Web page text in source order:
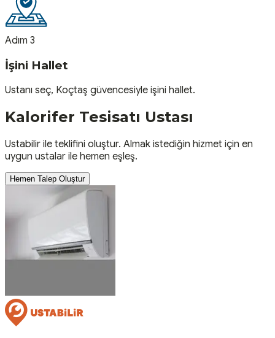
Adım 3
İşini Hallet
Ustanı seç, Koçtaş güvencesiyle işini hallet.
Kalorifer Tesisatı Ustası
Ustabilir ile teklifini oluştur. Almak istediğin hizmet için en
uygun ustalar ile hemen eşleş.
Hemen Talep Oluştur